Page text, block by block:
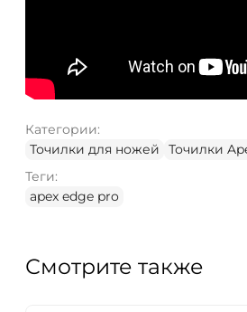
Категории:
Точилки для ножей
Точилки
Теги:
apex edge pro
Смотрите также